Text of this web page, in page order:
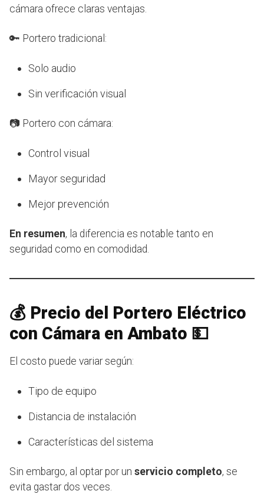
cámara ofrece claras ventajas.
🔑 Portero tradicional:
Solo audio
Sin verificación visual
📷 Portero con cámara:
Control visual
Mayor seguridad
Mejor prevención
En resumen, la diferencia es notable tanto en
seguridad como en comodidad.
💰 Precio del Portero Eléctrico
con Cámara en Ambato 💵
El costo puede variar según:
Tipo de equipo
Distancia de instalación
Características del sistema
Sin embargo, al optar por un servicio completo, se
evita gastar dos veces.